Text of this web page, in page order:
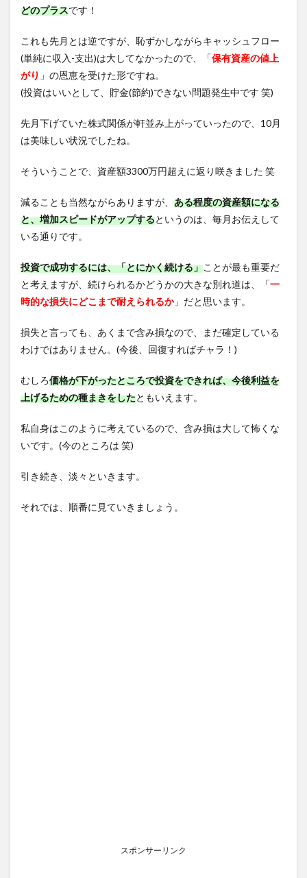
どのプラスです！
これも先月とは逆ですが、恥ずかしながらキャッシュフロー
(単純に収入-支出)は大してなかったので、「保有資産の値上
がり 」の恩恵を受けた形ですね。
(投資はいいとして、貯金(節約)できない問題発生中です 笑)
先月下げていた株式関係が軒並み上がっていったので、10月
は美味しい状況でしたね。
そういうことで、資産額3300万円超えに返り咲きました 笑
減ることも当然ながらありますが、 ある程度の資産額になる
と、増加スピードがアップするというのは、毎月お伝えして
いる通りです。
投資で成功するには、「とにかく続ける」ことが最も重要だ
と考えますが、続けられるかどうかの大きな別れ道は、「一
時的な損失にどこまで耐えられるか」だと思います。
損失と言っても、あくまで含み損なので、まだ確定している
わけではありません。(今後、回復すればチャラ！)
むしろ価格が下がったところで投資をできれば、今後利益を
上げるための種まきをしたともいえます。
私自身はこのように考えているので、含み損は大して怖くな
いです。(今のところは 笑)
引き続き、淡々といきます。
それでは、順番に見ていきましょう。
スポンサーリンク